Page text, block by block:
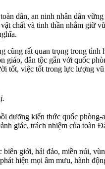
dân, an ninh nhân dân
chất và tinh thần nhằm giữ
rất quan trọng trong
dân tộc gắn với quốc
tốt, việc tốt trong lực lượng
kiến thức quốc
giác, trách nhiệm của toàn
giới, hải đảo, miền núi,
hiện mọi âm mưu, hành